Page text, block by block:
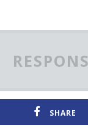
SHARE